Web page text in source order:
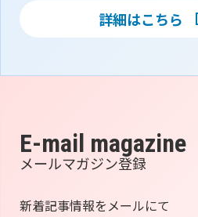
詳細はこちら
E-mail magazine
メールマガジン登録
新着記事情報をメールにて